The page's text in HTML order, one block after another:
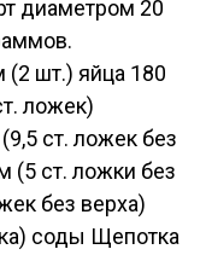
диаметром 20
шт.) яйца 180
ложек)
ст. ложек без
(5 ст. ложки без
без верха)
соды Щепотка